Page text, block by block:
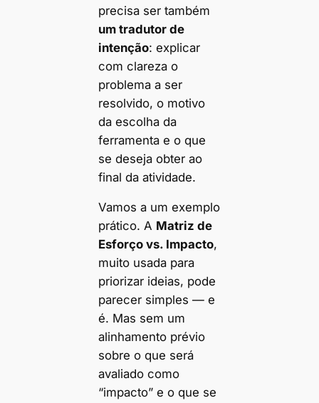
precisa ser também
um tradutor de
intenção: explicar
com clareza o
problema a ser
resolvido, o motivo
da escolha da
ferramenta e o que
se deseja obter ao
final da atividade.
Vamos a um exemplo
prático. A Matriz de
Esforço vs. Impacto,
muito usada para
priorizar ideias, pode
parecer simples — e
é. Mas sem um
alinhamento prévio
sobre o que será
avaliado como
“impacto” e o que se